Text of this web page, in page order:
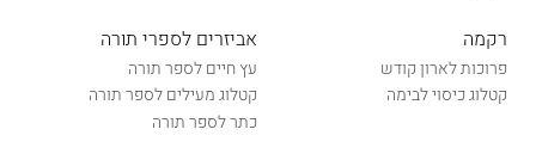
רקמה
פרוכות לארון קודש
קטלוג כיסוי לבימה
אביזרים לספרי תורה
עץ חיים לספר תורה
קטלוג מעילים לספר תורה
כתר לספר תורה